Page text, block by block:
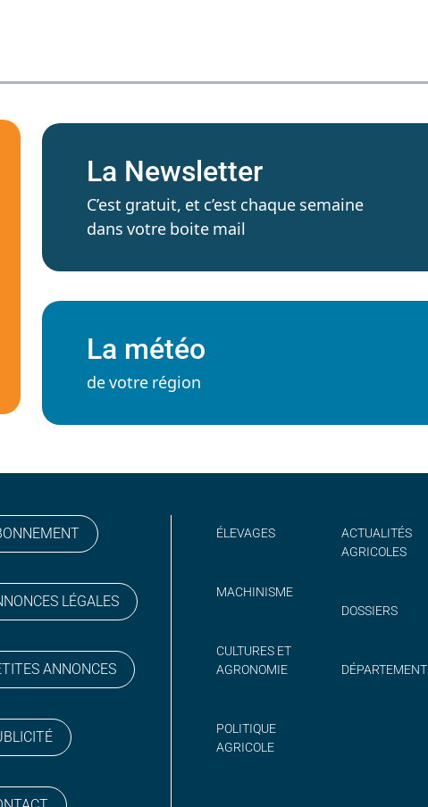
La Newsletter
C’est gratuit, et c’est chaque semaine
dans votre boite mail
La météo
de votre région
LÉGALES
ANNONCES
ÉLEVAGES
MACHINISME
CULTURES ET
AGRONOMIE
POLITIQUE
AGRICOLE
ACTUALITÉS
AGRICOLES
DOSSIERS
DÉPARTEMENT